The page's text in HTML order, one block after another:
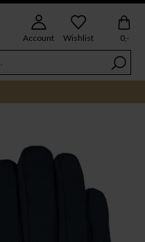
Account Wishlist 0,-